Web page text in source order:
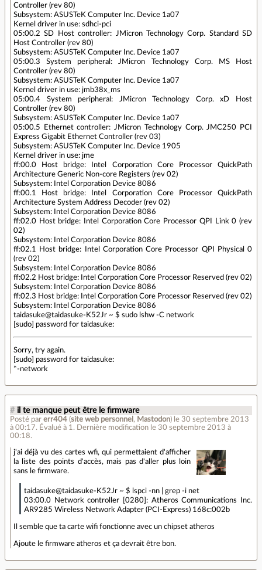
Controller (rev 80)
Subsystem: ASUSTeK Computer Inc. Device 1a07
Kernel driver in use: sdhci-pci
05:00.2 SD Host controller: JMicron Technology Corp. Standard SD
Host Controller (rev 80)
Subsystem: ASUSTeK Computer Inc. Device 1a07
05:00.3 System peripheral: JMicron Technology Corp. MS Host
Controller (rev 80)
Subsystem: ASUSTeK Computer Inc. Device 1a07
Kernel driver in use: jmb38x_ms
05:00.4 System peripheral: JMicron Technology Corp. xD Host
Controller (rev 80)
Subsystem: ASUSTeK Computer Inc. Device 1a07
05:00.5 Ethernet controller: JMicron Technology Corp. JMC250 PCI
Express Gigabit Ethernet Controller (rev 03)
Subsystem: ASUSTeK Computer Inc. Device 1905
Kernel driver in use: jme
ff:00.0 Host bridge: Intel Corporation Core Processor QuickPath
Architecture Generic Non-core Registers (rev 02)
Subsystem: Intel Corporation Device 8086
ff:00.1 Host bridge: Intel Corporation Core Processor QuickPath
Architecture System Address Decoder (rev 02)
Subsystem: Intel Corporation Device 8086
ff:02.0 Host bridge: Intel Corporation Core Processor QPI Link 0 (rev
02)
Subsystem: Intel Corporation Device 8086
ff:02.1 Host bridge: Intel Corporation Core Processor QPI Physical 0
(rev 02)
Subsystem: Intel Corporation Device 8086
ff:02.2 Host bridge: Intel Corporation Core Processor Reserved (rev 02)
Subsystem: Intel Corporation Device 8086
ff:02.3 Host bridge: Intel Corporation Core Processor Reserved (rev 02)
Subsystem: Intel Corporation Device 8086
taidasuke@taidasuke-K52Jr ~ $ sudo lshw -C network
[sudo] password for taidasuke:
Sorry, try again.
[sudo] password for taidasuke:
*-network
# il te manque peut être le firmware
Posté par err404 (site web personnel , Mastodon) le 30 septembre 2013
à 00:17. Évalué à 1 . Dernière modification le 30 septembre 2013 à
00:18.
j'ai déjà vu des cartes wfi, qui permettaient d'afficher
la liste des points d'accès, mais pas d'aller plus loin
sans le firmware.
taidasuke@taidasuke-K52Jr ~ $ lspci -nn | grep -i net
03:00.0 Network controller [0280]: Atheros Communications Inc.
AR9285 Wireless Network Adapter (PCI-Express) 168c:002b
Il semble que ta carte wifi fonctionne avec un chipset atheros
Ajoute le firmware atheros et ça devrait être bon.